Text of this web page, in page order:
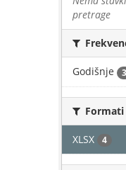
pretrage
Godišnje 3
Formati
XLSX 4